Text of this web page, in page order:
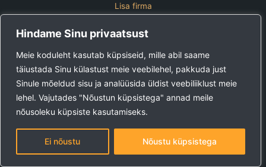
Hindame Sinu privaatsust
Meie koduleht kasutab küpsiseid, mille abil saame
täiustada Sinu külastust meie veebilehel, pakkuda just
Sinule mõeldud sisu ja analüüsida üldist veebiliiklust meie
lehel. Vajutades "Nõustun küpsistega" annad meile
nõusoleku küpsiste kasutamiseks.
Ei nõustu Nõustu küpsistega
Lisa firma
Kontakt
Lisa kuulutus
Vaata ettevõtete pakette
Ehitus24 OÜ
Tel:+372 5123 867 (E-R 9-15)
E-post: kuulutused@ehitus24.ee
Copyright © 2026 Ehitus24